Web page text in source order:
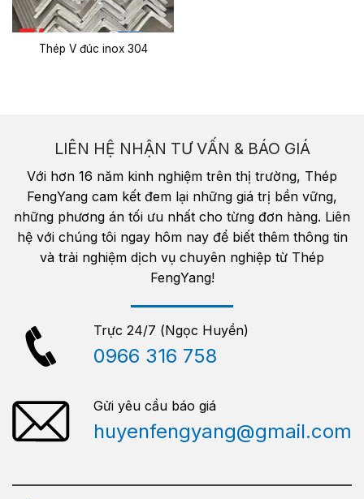
Thép V đúc inox 304
LIÊN HỆ NHẬN TƯ VẤN & BÁO GIÁ
Với hơn 16 năm kinh nghiệm trên thị trường, Thép
FengYang cam kết đem lại những giá trị bền vững,
những phương án tối ưu nhất cho từng đơn hàng. Liên
hệ với chúng tôi ngay hôm nay để biết thêm thông tin
và trải nghiệm dịch vụ chuyên nghiệp từ Thép
FengYang!
Trực 24/7 (Ngọc Huyền)
0966 316 758
Gửi yêu cầu báo giá
huyenfengyang@gmail.com